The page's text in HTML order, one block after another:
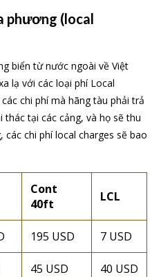
phương (local
biển từ nước ngoài về Việt
lạ với các loại phí Local
chi phí mà hãng tàu phải trả
tại các cảng, và họ sẽ thu
chi phí local charges sẽ bao
Cont
40ft
LCL
195 USD 7 USD
45 USD 40 USD